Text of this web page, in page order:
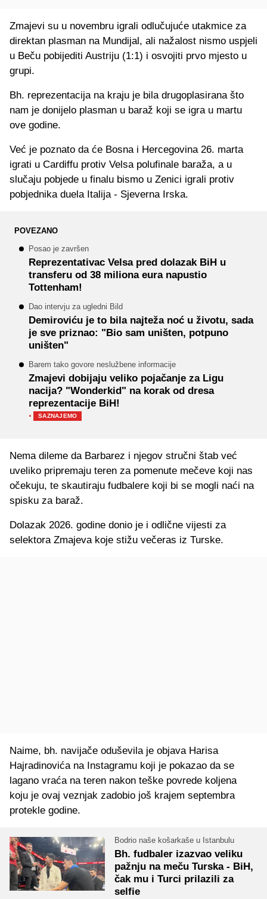
Zmajevi su u novembru igrali odlučujuće utakmice za
direktan plasman na Mundijal, ali nažalost nismo uspjeli
u Beču pobijediti Austriju (1:1) i osvojiti prvo mjesto u
grupi.
Bh. reprezentacija na kraju je bila drugoplasirana što
nam je donijelo plasman u baraž koji se igra u martu
ove godine.
Već je poznato da će Bosna i Hercegovina 26. marta
igrati u Cardiffu protiv Velsa polufinale baraža, a u
slučaju pobjede u finalu bismo u Zenici igrali protiv
pobjednika duela Italija - Sjeverna Irska.
POVEZANO
Posao je završen
Reprezentativac Velsa pred dolazak BiH u
transferu od 38 miliona eura napustio
Tottenham!
Dao intervju za ugledni Bild
Demiroviću je to bila najteža noć u životu, sada
je sve priznao: "Bio sam uništen, potpuno
uništen"
Barem tako govore neslužbene informacije
Zmajevi dobijaju veliko pojačanje za Ligu
nacija? "Wonderkid" na korak od dresa
reprezentacije BiH!
· SAZNAJEMO
Nema dileme da Barbarez i njegov stručni štab već
uveliko pripremaju teren za pomenute mečeve koji nas
očekuju, te skautiraju fudbalere koji bi se mogli naći na
spisku za baraž.
Dolazak 2026. godine donio je i odlične vijesti za
selektora Zmajeva koje stižu večeras iz Turske.
Naime, bh. navijače oduševila je objava Harisa
Hajradinovića na Instagramu koji je pokazao da se
lagano vraća na teren nakon teške povrede koljena
koju je ovaj veznjak zadobio još krajem septembra
protekle godine.
Bodrio naše košarkaše u Istanbulu
Bh. fudbaler izazvao veliku
pažnju na meču Turska - BiH,
čak mu i Turci prilazili za
selfie